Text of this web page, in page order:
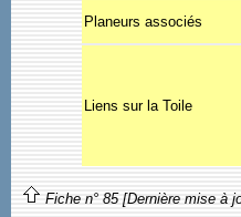
Planeurs associés
Liens sur la Toile
Fiche n° 85 [Dernière mise à